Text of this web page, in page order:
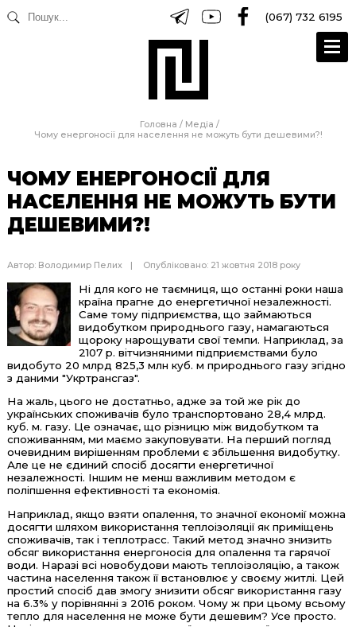
(067) 732 6195
Головна / Медіа /
Чому енергоносії для населення не можуть бути дешевими?!
ЧОМУ ЕНЕРГОНОСІЇ ДЛЯ
НАСЕЛЕННЯ НЕ МОЖУТЬ БУТИ
ДЕШЕВИМИ?!
Автор: Володимир Пелих Опубліковано: 21 жовтня 2018 року
Ні для кого не таємниця, що останні роки наша
країна прагне до енергетичної незалежності.
Саме тому підприємства, що займаються
видобутком природнього газу, намагаються
щороку нарощувати свої темпи. Наприклад, за
2107 р. вітчизняними підприємствами було
видобуто 20 млрд 825,3 млн куб. м природнього газу згідно
з даними "Укртрансгаз".
На жаль, цього не достатньо, адже за той же рік до
українських споживачів було транспортовано 28,4 млрд.
куб. м. газу. Це означає, що різницю між видобутком та
споживанням, ми маємо закуповувати. На перший погляд
очевидним вирішенням проблеми є збільшення видобутку.
Але це не єдиний спосіб досягти енергетичної
незалежності. Іншим не менш важливим методом є
поліпшення ефективності та економія.
Наприклад, якщо взяти опалення, то значної економії можна
досягти шляхом використання теплоізоляції як приміщень
споживачів, так і теплотрасс. Такий метод значно знизить
обсяг використання енергоносія для опалення та гарячої
води. Наразі всі новобудови мають теплоізоляцію, а також
частина населення також її встановлює у своєму житлі. Цей
простий спосіб дав змогу знизити обсяг використання газу
на 6.3% у порівнянні з 2016 роком. Чому ж при цьому всьому
тепло для населення не може бути дешевим? Усе просто.